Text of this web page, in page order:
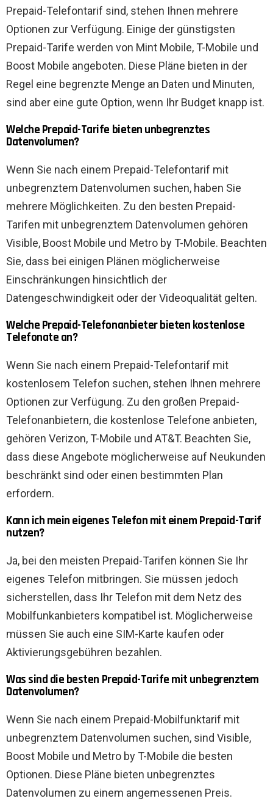
Prepaid-Telefontarif sind, stehen Ihnen mehrere
Optionen zur Verfügung. Einige der günstigsten
Prepaid-Tarife werden von Mint Mobile, T-Mobile und
Boost Mobile angeboten. Diese Pläne bieten in der
Regel eine begrenzte Menge an Daten und Minuten,
sind aber eine gute Option, wenn Ihr Budget knapp ist.
Welche Prepaid-Tarife bieten unbegrenztes
Datenvolumen?
Wenn Sie nach einem Prepaid-Telefontarif mit
unbegrenztem Datenvolumen suchen, haben Sie
mehrere Möglichkeiten. Zu den besten Prepaid-
Tarifen mit unbegrenztem Datenvolumen gehören
Visible, Boost Mobile und Metro by T-Mobile. Beachten
Sie, dass bei einigen Plänen möglicherweise
Einschränkungen hinsichtlich der
Datengeschwindigkeit oder der Videoqualität gelten.
Welche Prepaid-Telefonanbieter bieten kostenlose
Telefonate an?
Wenn Sie nach einem Prepaid-Telefontarif mit
kostenlosem Telefon suchen, stehen Ihnen mehrere
Optionen zur Verfügung. Zu den großen Prepaid-
Telefonanbietern, die kostenlose Telefone anbieten,
gehören Verizon, T-Mobile und AT&T. Beachten Sie,
dass diese Angebote möglicherweise auf Neukunden
beschränkt sind oder einen bestimmten Plan
erfordern.
Kann ich mein eigenes Telefon mit einem Prepaid-Tarif
nutzen?
Ja, bei den meisten Prepaid-Tarifen können Sie Ihr
eigenes Telefon mitbringen. Sie müssen jedoch
sicherstellen, dass Ihr Telefon mit dem Netz des
Mobilfunkanbieters kompatibel ist. Möglicherweise
müssen Sie auch eine SIM-Karte kaufen oder
Aktivierungsgebühren bezahlen.
Was sind die besten Prepaid-Tarife mit unbegrenztem
Datenvolumen?
Wenn Sie nach einem Prepaid-Mobilfunktarif mit
unbegrenztem Datenvolumen suchen, sind Visible,
Boost Mobile und Metro by T-Mobile die besten
Optionen. Diese Pläne bieten unbegrenztes
Datenvolumen zu einem angemessenen Preis.